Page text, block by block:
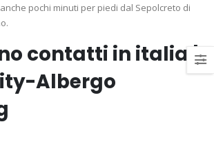
pochi minuti per piedi dal Sepolcreto di
contatti in italia |
Albergo